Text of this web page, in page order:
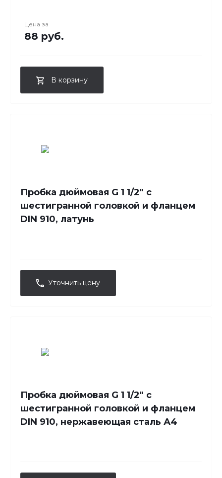
Цена за
88 руб.
В корзину
Пробка дюймовая G 1 1/2" с
шестигранной головкой и фланцем
DIN 910, латунь
Уточнить цену
Пробка дюймовая G 1 1/2" с
шестигранной головкой и фланцем
DIN 910, нержавеющая сталь А4